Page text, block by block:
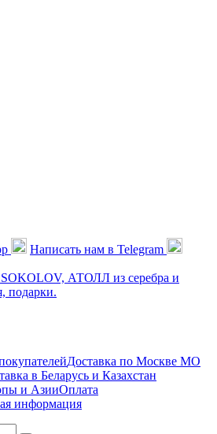
Написать нам в Telegram
Доставка по Москве МО
в Беларусь и Казахстан
и АзииОплата
информация